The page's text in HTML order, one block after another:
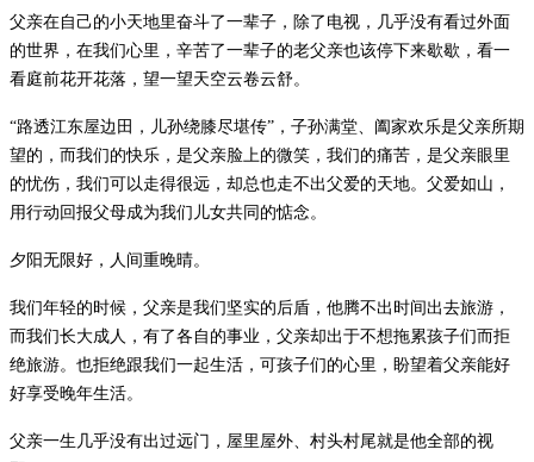
父亲在自己的小天地里奋斗了一辈子，除了电视，几乎没有看过外面
的世界，在我们心里，辛苦了一辈子的老父亲也该停下来歇歇，看一
看庭前花开花落，望一望天空云卷云舒。
“路透江东屋边田，儿孙绕膝尽堪传” ，子孙满堂、阖家欢乐是父亲所期
望的，而我们的快乐，是父亲脸上的微笑，我们的痛苦，是父亲眼里
的忧伤，我们可以走得很远，却总也走不出父爱的天地。父爱如山，
用行动回报父母成为我们儿女共同的惦念。
夕阳无限好，人间重晚晴。
我们年轻的时候，父亲是我们坚实的后盾，他腾不出时间出去旅游，
而我们长大成人，有了各自的事业，父亲却出于不想拖累孩子们而拒
绝旅游。也拒绝跟我们一起生活，可孩子们的心里，盼望着父亲能好
好享受晚年生活。
父亲一生几乎没有出过远门，屋里屋外、村头村尾就是他全部的视